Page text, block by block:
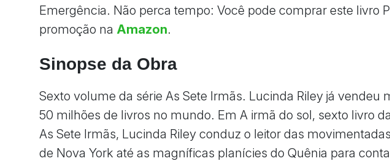
Emergência. Não perca tempo: Você pode comprar este livro
promoção na Amazon.
Sinopse da Obra
Sexto volume da série As Sete Irmãs. Lucinda Riley já vendeu
50 milhões de livros no mundo. Em A irmã do sol, sexto livro
As Sete Irmãs, Lucinda Riley conduz o leitor das
de Nova York até as magníficas planícies do Quênia para